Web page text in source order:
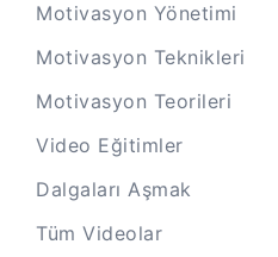
Motivasyon Yönetimi
Motivasyon Teknikleri
Motivasyon Teorileri
Video Eğitimler
Dalgaları Aşmak
Tüm Videolar